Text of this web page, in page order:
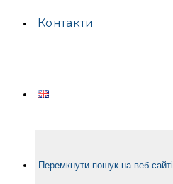
Контакти
Перемкнути пошук на веб-сайті